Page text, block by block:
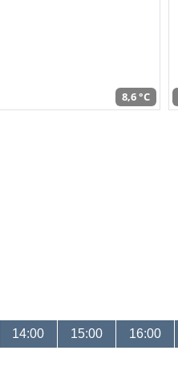
8,6 °C
14:00 15:00 16:00